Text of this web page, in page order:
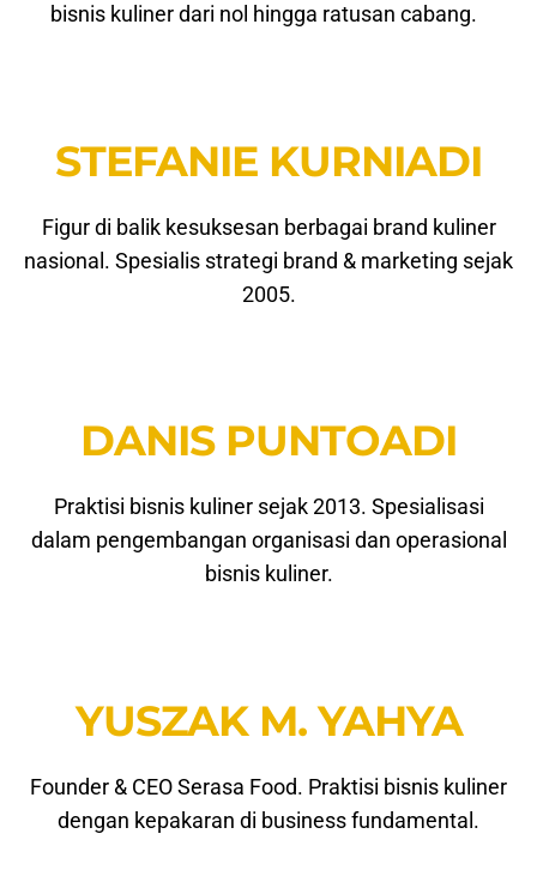
bisnis kuliner dari nol hingga ratusan cabang.
STEFANIE KURNIADI
Figur di balik kesuksesan berbagai brand kuliner
nasional. Spesialis strategi brand & marketing sejak
2005.
DANIS PUNTOADI
Praktisi bisnis kuliner sejak 2013. Spesialisasi
dalam pengembangan organisasi dan operasional
bisnis kuliner.
YUSZAK M. YAHYA
Founder & CEO Serasa Food. Praktisi bisnis kuliner
dengan kepakaran di business fundamental.